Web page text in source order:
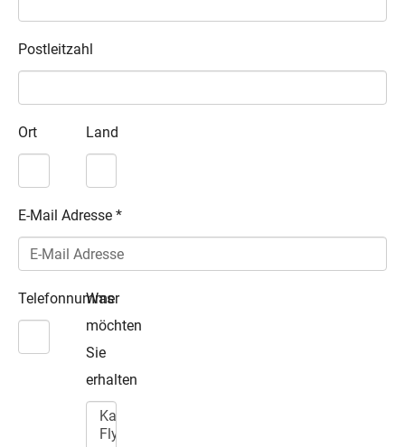
Postleitzahl
Ort Land
E-Mail Adresse *
Telefonnummer
Was
möchten
Sie
erhalten